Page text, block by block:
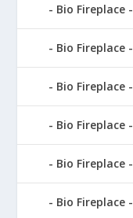
Bio Fireplace
Bio Fireplace
Bio
Bio Fireplace
Bio Fireplace
Bio Fireplace